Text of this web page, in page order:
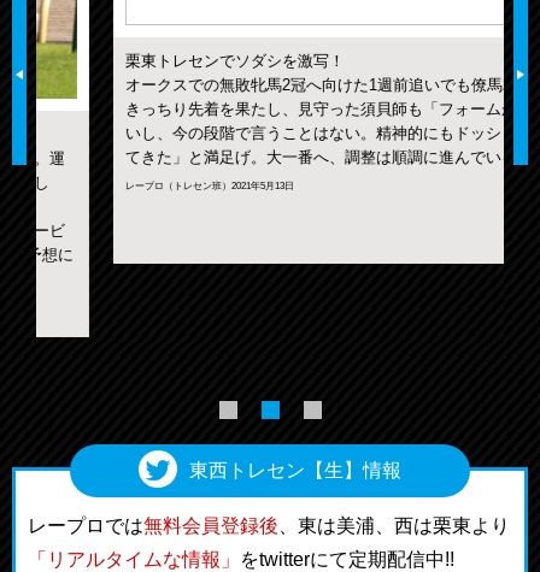
栗東トレセンでソダシを激写！
オークスでの無敗牝馬2冠へ向けた1週前追いでも僚馬2頭に
きっちり先着を果たし、見守った須貝師も「フォームがい
いし、今の段階で言うことはない。精神的にもドッシリし
てきた」と満足げ。大一番へ、調整は順調に進んでいる。
レープロ（トレセン班）2021年5月13日
東西トレセン【生】情報
レープロでは無料会員登録後 、東は美浦、西は栗東より
「リアルタイムな情報」
をtwitterにて定期配信中!!